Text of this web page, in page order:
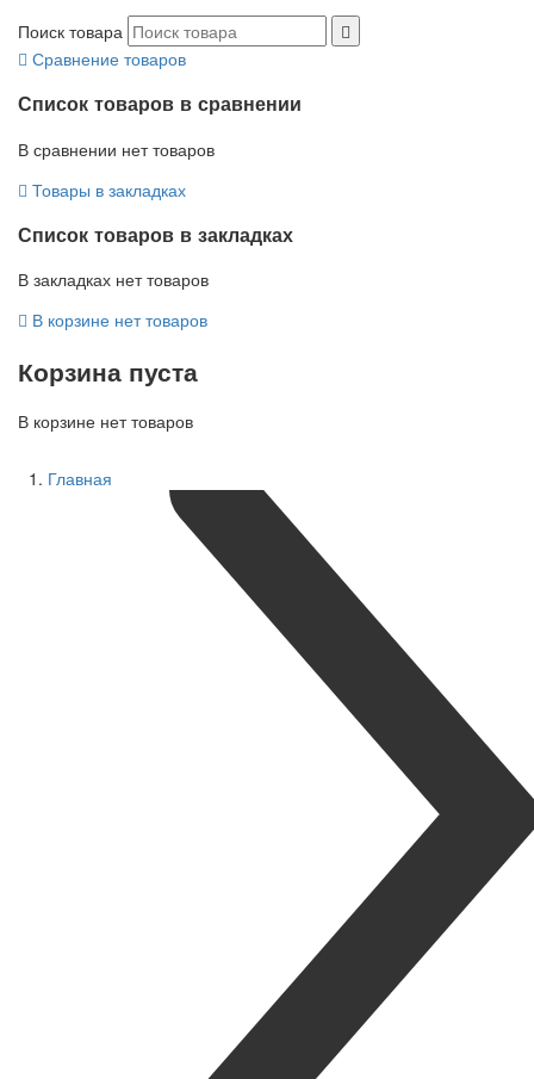
Поиск товара
Сравнение товаров
Список товаров в сравнении
В сравнении нет товаров
Товары в закладках
Список товаров в закладках
В закладках нет товаров
В корзине нет товаров
Корзина пуста
В корзине нет товаров
Главная